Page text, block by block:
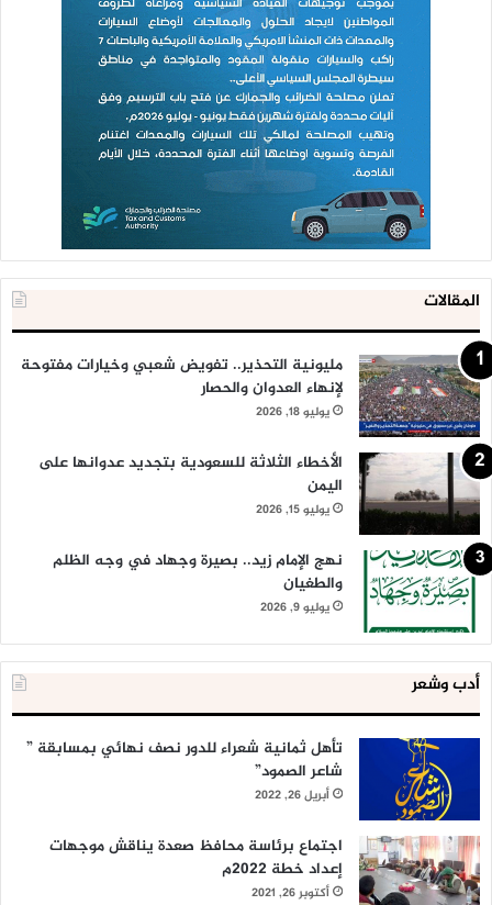
المقالات
مليونية التحذير.. تفويض شعبي وخيارات مفتوحة
لإنهاء العدوان والحصار
يوليو 18, 2026
الأخطاء الثلاثة للسعودية بتجديد عدوانها على
اليمن
يوليو 15, 2026
نهج الإمام زيد.. بصيرة وجهاد في وجه الظلم
والطغيان
يوليو 9, 2026
أدب وشعر
تأهل ثمانية شعراء للدور نصف نهائي بمسابقة ”
شاعر الصمود”
أبريل 26, 2022
اجتماع برئاسة محافظ صعدة يناقش موجهات
إعداد خطة 2022م
أكتوبر 26, 2021